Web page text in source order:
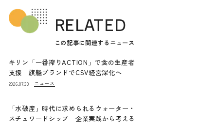
RELATED
この記事に関連するニュース
キリン「一番搾りACTION」で食の生産者
支援 旗艦ブランドでCSV経営深化へ
2026.07.30 ニュース
「水破産」時代に求められるウォーター・
スチュワードシップ 企業実践から考える